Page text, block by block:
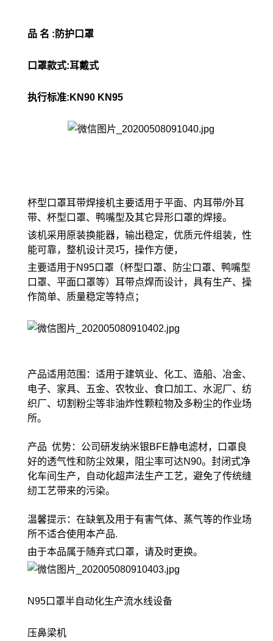
品 名 :防护口罩
口罩款式:耳戴式
执行标准:KN90 KN95
杯型口罩耳带焊接机主要适用于平面、内耳带/外耳
带、杯型口罩、鸭嘴型及其它异形口罩的焊接。
该机采用原装换能器，输出稳定，优质元件组装，性
能可靠，整机设计灵巧，操作方便，
主要适用于N95口罩（杯型口罩、防尘口罩、鸭嘴型
口罩、平面口罩等）耳带点焊而设计，具有生产、操
作简单、质量稳定等特点；
产品适用范围：适用于建筑业、化工、造船、冶金、
电子、家具、五金、农牧业、食口加工、水泥厂、纺
织厂、切割粉尘等非油炸性颗粒物及多粉尘的作业场
所。
产品 优势：公司研发纳米银BFE静电滤材，口罩良
好的透气性和防尘效果，阻尘率可达N90。封闭式净
化车间生产，自动化超声法生产工艺，避免了传统缝
纫工艺带来的污染。
温馨提示：在缺氧及用于有害气体、蒸气等的作业场
所不适合使用本产品.
由于本品属于随弃式口罩，请及时更换。
N95口罩半自动化生产流水线设备
压鼻梁机